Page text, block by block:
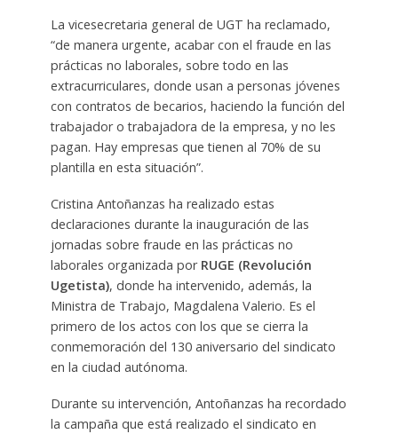
La vicesecretaria general de UGT ha reclamado,
“de manera urgente, acabar con el fraude en las
prácticas no laborales, sobre todo en las
extracurriculares, donde usan a personas jóvenes
con contratos de becarios, haciendo la función del
trabajador o trabajadora de la empresa, y no les
pagan. Hay empresas que tienen al 70% de su
plantilla en esta situación”.
Cristina Antoñanzas ha realizado estas
declaraciones durante la inauguración de las
jornadas sobre fraude en las prácticas no
laborales organizada porRUGE (Revolución
Ugetista), donde ha intervenido, además, la
Ministra de Trabajo, Magdalena Valerio. Es el
primero de los actos con los que se cierra la
conmemoración del 130 aniversario del sindicato
en la ciudad autónoma.
Durante su intervención, Antoñanzas ha recordado
la campaña que está realizado el sindicato en